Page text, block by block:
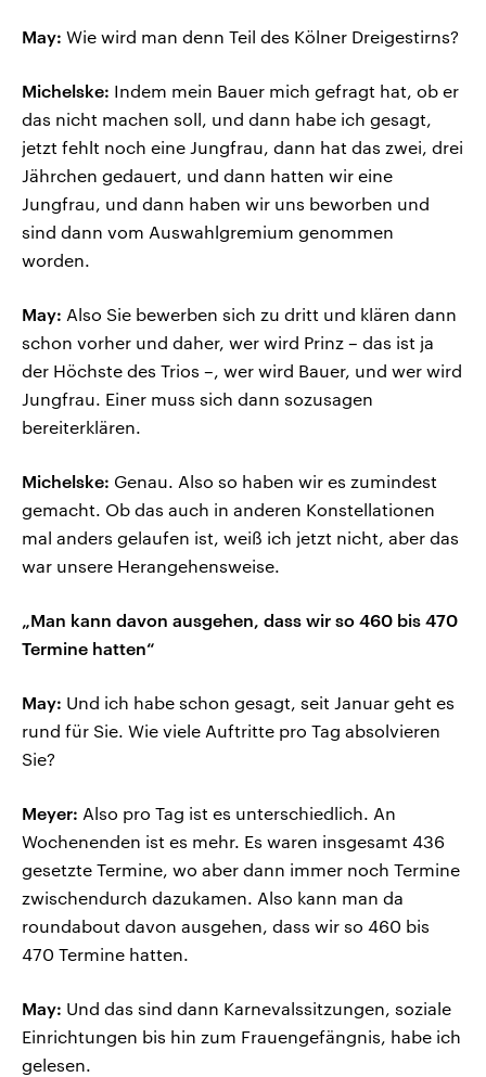
May: Wie wird man denn Teil des Kölner Dreigestirns?
Michelske: Indem mein Bauer mich gefragt hat, ob er
das nicht machen soll, und dann habe ich gesagt,
jetzt fehlt noch eine Jungfrau, dann hat das zwei, drei
Jährchen gedauert, und dann hatten wir eine
Jungfrau, und dann haben wir uns beworben und
sind dann vom Auswahlgremium genommen
worden.
May: Also Sie bewerben sich zu dritt und klären dann
schon vorher und daher, wer wird Prinz – das ist ja
der Höchste des Trios –, wer wird Bauer, und wer wird
Jungfrau. Einer muss sich dann sozusagen
bereiterklären.
Michelske: Genau. Also so haben wir es zumindest
gemacht. Ob das auch in anderen Konstellationen
mal anders gelaufen ist, weiß ich jetzt nicht, aber das
war unsere Herangehensweise.
„Man kann davon ausgehen, dass wir so 460 bis 470
Termine hatten“
May: Und ich habe schon gesagt, seit Januar geht es
rund für Sie. Wie viele Auftritte pro Tag absolvieren
Sie?
Meyer: Also pro Tag ist es unterschiedlich. An
Wochenenden ist es mehr. Es waren insgesamt 436
gesetzte Termine, wo aber dann immer noch Termine
zwischendurch dazukamen. Also kann man da
roundabout davon ausgehen, dass wir so 460 bis
470 Termine hatten.
May: Und das sind dann Karnevalssitzungen, soziale
Einrichtungen bis hin zum Frauengefängnis, habe ich
gelesen.